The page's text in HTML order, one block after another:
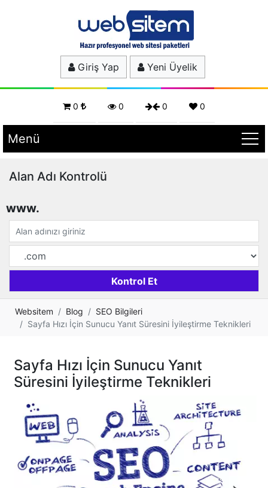
Giriş Yap Yeni Üyelik
0 0 0 0
Menü
Alan Adı Kontrolü
www.
Websitem Blog
SEO Bilgileri
Sayfa Hızı İçin Sunucu Yanıt Süresini İyileştirme Teknikleri
Sayfa Hızı İçin Sunucu Yanıt
Süresini İyileştirme Teknikleri